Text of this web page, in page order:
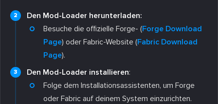
Den Mod-Loader herunterladen:
Besuche die offizielle Forge- (Forge Download
Page) oder Fabric-Website (Fabric Download
Page).
Den Mod-Loader installieren:
Folge dem Installationsassistenten, um Forge
oder Fabric auf deinem System einzurichten.